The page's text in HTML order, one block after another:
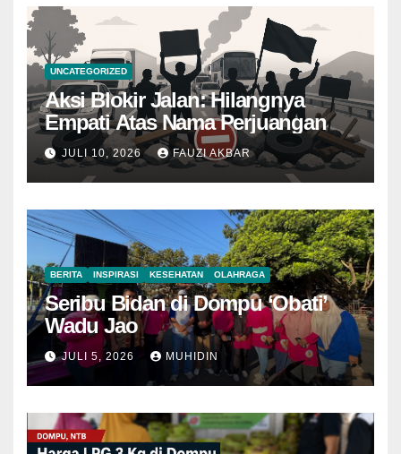
UNCATEGORIZED
Aksi Blokir Jalan: Hilangnya
Empati Atas Nama Perjuangan
JULI 10, 2026 FAUZI AKBAR
BERITA INSPIRASI KESEHATAN OLAHRAGA
Seribu Bidan di Dompu ‘Obati’
Wadu Jao
JULI 5, 2026 MUHIDIN